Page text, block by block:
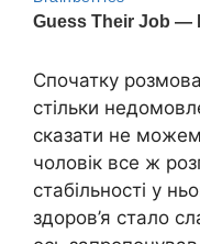
Спочатку
стільки
сказати не
чоловік все ж
стабільності у
здоров’я стало